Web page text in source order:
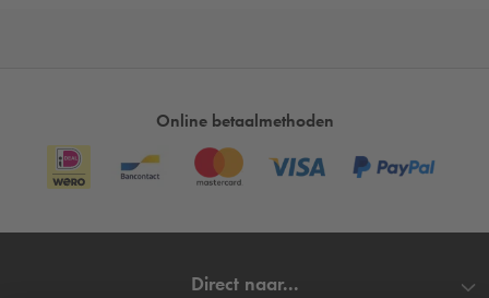
Online betaalmethoden
Direct naar...